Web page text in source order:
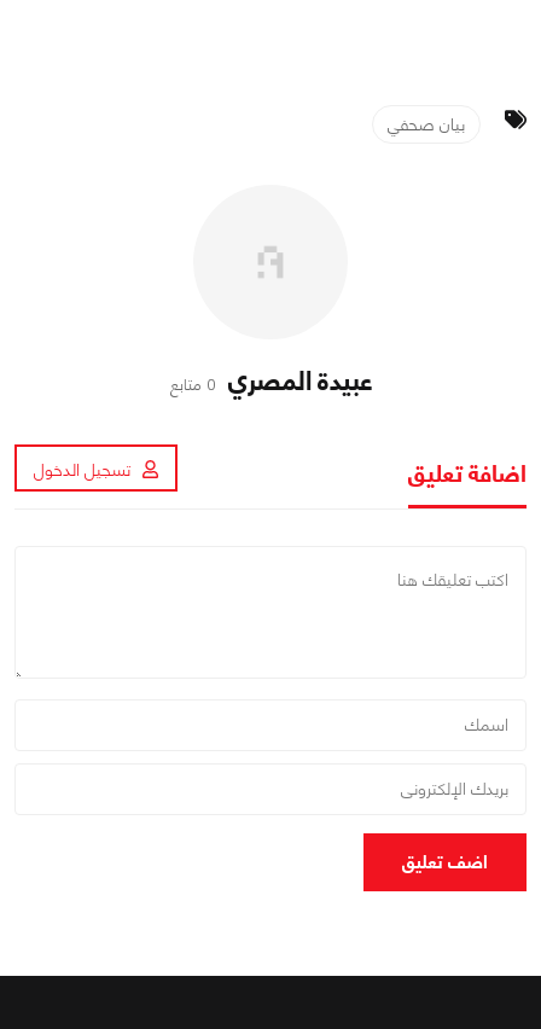
بيان صحفي
عبيدة المصري 0 متابع
اضافة تعليق تسجيل الدخول
اضف تعليق